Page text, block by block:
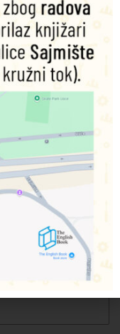
nizu iz serije
govorni jezik u
engleskog
jača
zabavni
vokabulara;
testove; svaki Unit
načine;
i to po šest
i pisanja
‘Learn to learn’
i praznične